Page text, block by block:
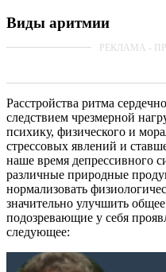
Виды аритмии
Расстройства ритма
следствием чрезмерной
психику, физического и
стрессовых явлений и
наше время депрессивного
различные природные
нормализовать
значительно улучшить
подозревающие у себя
следующее: